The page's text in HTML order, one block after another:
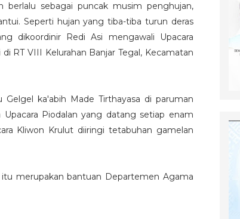
sebagai puncak musim penghujan,
Seperti hujan yang tiba-tiba turun deras
dikoordinir Redi Asi mengawali Upacara
RT VIII Kelurahan Banjar Tegal, Kecamatan
ka'abih Made Tirthayasa di paruman
Piodalan yang datang setiap enam
Kliwon Krulut diiringi tetabuhan gamelan
merupakan bantuan Departemen Agama